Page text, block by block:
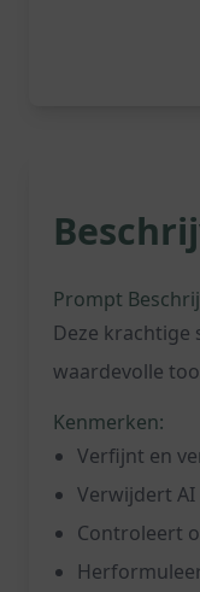
Prompt
Deze
waardevolle
Kenmerken:
Verfijnt en
Verwijdert
Controleert